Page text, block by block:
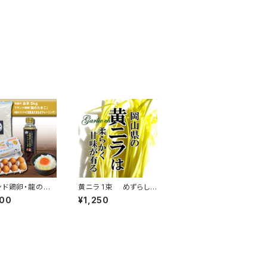
ド鶏卵・龍のた
）」・「米（5k
淡路島たまねぎ
黄ニラ 1束 めずらしい
野菜 高級食材
¥1,250